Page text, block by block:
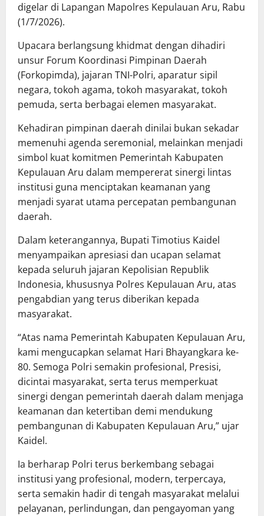
digelar di Lapangan Mapolres Kepulauan Aru, Rabu
(1/7/2026).
Upacara berlangsung khidmat dengan dihadiri
unsur Forum Koordinasi Pimpinan Daerah
(Forkopimda), jajaran TNI-Polri, aparatur sipil
negara, tokoh agama, tokoh masyarakat, tokoh
pemuda, serta berbagai elemen masyarakat.
Kehadiran pimpinan daerah dinilai bukan sekadar
memenuhi agenda seremonial, melainkan menjadi
simbol kuat komitmen Pemerintah Kabupaten
Kepulauan Aru dalam mempererat sinergi lintas
institusi guna menciptakan keamanan yang
menjadi syarat utama percepatan pembangunan
daerah.
Dalam keterangannya, Bupati Timotius Kaidel
menyampaikan apresiasi dan ucapan selamat
kepada seluruh jajaran Kepolisian Republik
Indonesia, khususnya Polres Kepulauan Aru, atas
pengabdian yang terus diberikan kepada
masyarakat.
“Atas nama Pemerintah Kabupaten Kepulauan Aru,
kami mengucapkan selamat Hari Bhayangkara ke-
80. Semoga Polri semakin profesional, Presisi,
dicintai masyarakat, serta terus memperkuat
sinergi dengan pemerintah daerah dalam menjaga
keamanan dan ketertiban demi mendukung
pembangunan di Kabupaten Kepulauan Aru,” ujar
Kaidel.
Ia berharap Polri terus berkembang sebagai
institusi yang profesional, modern, terpercaya,
serta semakin hadir di tengah masyarakat melalui
pelayanan, perlindungan, dan pengayoman yang